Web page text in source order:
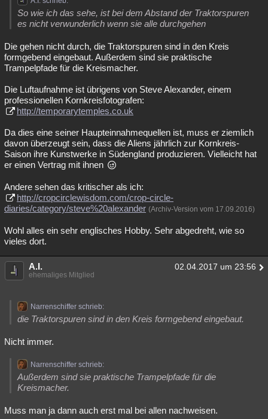
So wie ich das sehe, ist bei dem Abstand der Traktorspuren
es nicht verwunderlich wenn sie alle durchgehen
Die gehen nicht durch, die Traktorspuren sind in den Kreis
formgebend eingebaut. Außerdem sind sie praktische
Trampelpfade für die Kreismacher.
Die Luftaufnahme ist übrigens von Steve Alexander, einem
professionellen Kornkreisfotografen:
http://temporarytemples.co.uk
Da dies eine seiner Haupteinnahmequellen ist, muss er ziemlich
davon überzeugt sein, dass die Aliens jährlich zur Kornkreis-
Saison ihre Kunstwerke in Südengland produzieren. Vielleicht hat
er einen Vertrag mit ihnen
Andere sehen das kritischer als ich:
http://cropcirclewisdom.com/crop-circle-
diaries/category/steve%20alexander (Archiv-Version vom 17.09.2016)
Wohl alles ein sehr englisches Hobby. Sehr abgedreht, wie so
vieles dort.
A.I. 02.04.2017 um 23:56
ehemaliges Mitglied
Narrenschiffer schrieb:
die Traktorspuren sind in den Kreis formgebend eingebaut.
Nicht immer.
Narrenschiffer schrieb:
Außerdem sind sie praktische Trampelpfade für die
Kreismacher.
Muss man ja dann auch erst mal bei allen nachweisen.